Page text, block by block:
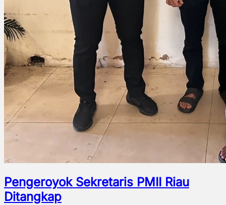
Pengeroyok Sekretaris PMII Riau
Ditangkap